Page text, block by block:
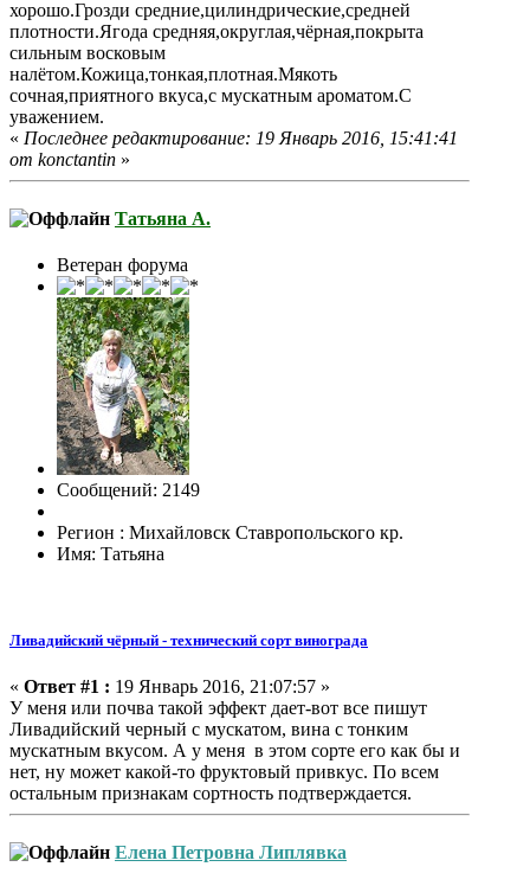
хорошо.Грозди средние,цилиндрические,средней
плотности.Ягода средняя,округлая,чёрная,покрыта
сильным восковым
налётом.Кожица,тонкая,плотная.Мякоть
сочная,приятного вкуса,с мускатным ароматом.С
уважением.
« Последнее редактирование: 19 Январь 2016, 15:41:41
от konctantin »
Татьяна А.
Ветеран форума
Сообщений: 2149
Регион : Михайловск Ставропольского кр.
Имя: Татьяна
Ливадийский чёрный - технический сорт винограда
« Ответ #1 : 19 Январь 2016, 21:07:57 »
У меня или почва такой эффект дает-вот все пишут
Ливадийский черный с мускатом, вина с тонким
мускатным вкусом. А у меня в этом сорте его как бы и
нет, ну может какой-то фруктовый привкус. По всем
остальным признакам сортность подтверждается.
Елена Петровна Липлявка